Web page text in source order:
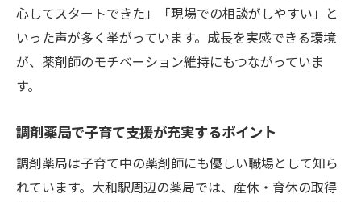
心してスタートできた」「現場での相談がしやすい」と
いった声が多く挙がっています。成長を実感できる環境
が、薬剤師のモチベーション維持にもつながっていま
す。
調剤薬局で子育て支援が充実するポイント
調剤薬局は子育て中の薬剤師にも優しい職場として知ら
れています。大和駅周辺の薬局では、産休・育休の取得